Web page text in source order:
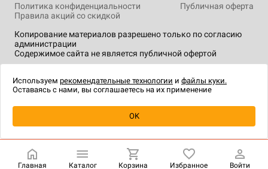
Уведомить о наличии
Копирование материалов разрешено только по согласию
администрации
Содержимое сайта не является публичной офертой
Политика конфиденциальности
Публичная оферта
Правила акций со скидкой
технологии.
Главная Каталог Корзина Избранное Войти
Используем рекомендательные технологии и файлы куки.
Оставаясь с нами, вы соглашаетесь на их применение
OK